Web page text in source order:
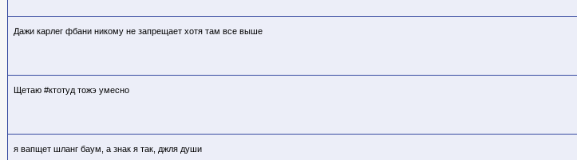
Дажи карлег фбани никому не запрещает хотя там все выше
Щетаю #ктотуд тожэ умесно
я вапщет шланг баум, а знак я так, джля души